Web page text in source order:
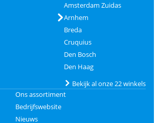
Amsterdam Zuidas
Arnhem
Breda
Cruquius
Den Bosch
Den Haag
Bekijk al onze 22 winkels
Ons assortiment
Bedrijfswebsite
Nieuws